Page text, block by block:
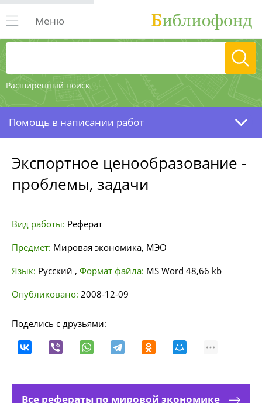
Расширенный поиск
Меню
Помощь в написании работ
Экспортное ценообразование -
проблемы, задачи
Вид работы: Реферат
Предмет: Мировая экономика, МЭО
Язык: Русский , Формат файла: MS Word 48,66 kb
Опубликовано: 2008-12-09
Поделись с друзьями:
Все рефераты по мировой экономике